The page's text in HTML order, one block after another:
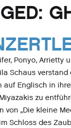
Ponyo, Arrietty
Schaus
auf Englisch in
zu
von „Die kleine
Schloss des